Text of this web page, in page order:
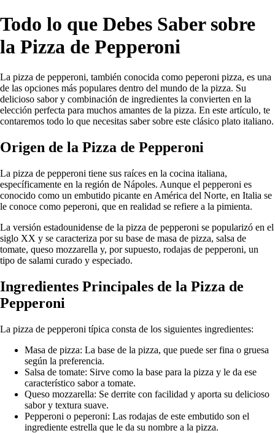
Todo lo que Debes Saber sobre
la Pizza de Pepperoni
La pizza de pepperoni, también conocida como peperoni pizza, es una
de las opciones más populares dentro del mundo de la pizza. Su
delicioso sabor y combinación de ingredientes la convierten en la
elección perfecta para muchos amantes de la pizza. En este artículo, te
contaremos todo lo que necesitas saber sobre este clásico plato italiano.
Origen de la Pizza de Pepperoni
La pizza de pepperoni tiene sus raíces en la cocina italiana,
específicamente en la región de Nápoles. Aunque el pepperoni es
conocido como un embutido picante en América del Norte, en Italia se
le conoce como peperoni, que en realidad se refiere a la pimienta.
La versión estadounidense de la pizza de pepperoni se popularizó en el
siglo XX y se caracteriza por su base de masa de pizza, salsa de
tomate, queso mozzarella y, por supuesto, rodajas de pepperoni, un
tipo de salami curado y especiado.
Ingredientes Principales de la Pizza de
Pepperoni
La pizza de pepperoni típica consta de los siguientes ingredientes:
Masa de pizza: La base de la pizza, que puede ser fina o gruesa
según la preferencia.
Salsa de tomate: Sirve como la base para la pizza y le da ese
característico sabor a tomate.
Queso mozzarella: Se derrite con facilidad y aporta su delicioso
sabor y textura suave.
Pepperoni o peperoni: Las rodajas de este embutido son el
ingrediente estrella que le da su nombre a la pizza.